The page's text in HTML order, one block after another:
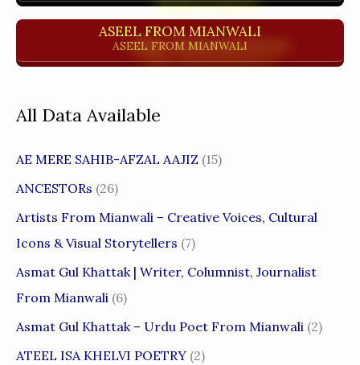
ASEEL FROM MIANWALI
ASEEL FROM MIANWALI
All Data Available
AE MERE SAHIB-AFZAL AAJIZ (15)
ANCESTORs (26)
Artists From Mianwali – Creative Voices, Cultural
Icons & Visual Storytellers (7)
Asmat Gul Khattak | Writer, Columnist, Journalist
From Mianwali (6)
Asmat Gul Khattak – Urdu Poet From Mianwali (2)
ATEEL ISA KHELVI POETRY (2)